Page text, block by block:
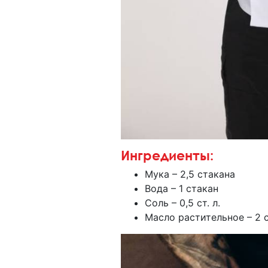
Ингредиенты:
Мука – 2,5 стакана
Вода – 1 стакан
Соль – 0,5 ст. л.
Масло растительное – 2